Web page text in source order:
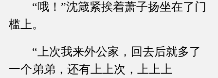
“哦！”沈箴紧挨着萧子扬坐在了门
槛上。
“上次我来外公家，回去后就多了
一个弟弟，还有上上次，上上上